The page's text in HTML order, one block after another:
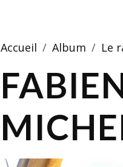
Accueil Album Le